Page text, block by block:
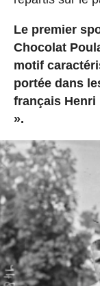
Le premier
Chocolat
motif
portée dans
français Henri
».